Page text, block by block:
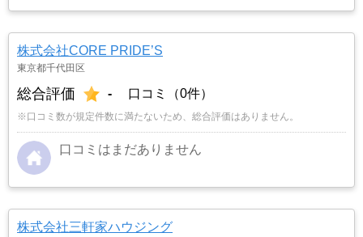
株式会社CORE PRIDE’S
東京都千代田区
総合評価 - 口コミ（0件）
※口コミ数が規定件数に満たないため、総合評価はありません。
口コミはまだありません
株式会社三軒家ハウジング